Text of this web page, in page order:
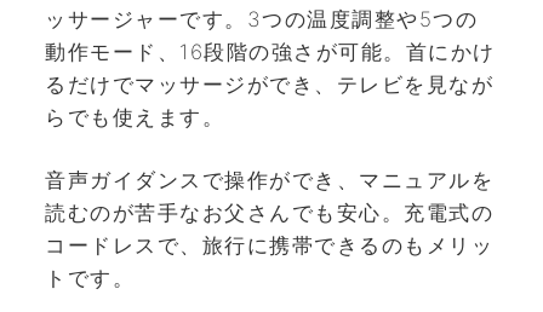
ッサージャーです。3つの温度調整や5つの
動作モード、16段階の強さが可能。首にかけ
るだけでマッサージができ、テレビを見なが
らでも使えます。
音声ガイダンスで操作ができ、マニュアルを
読むのが苦手なお父さんでも安心。充電式の
コードレスで、旅行に携帯できるのもメリッ
トです。